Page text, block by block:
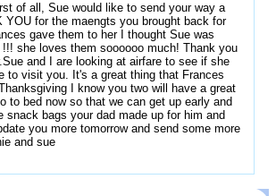
of all, Sue would like to send your way a
YOU for the maengts you brought back for
gave them to her I thought Sue was
she loves them soooooo much! Thank you
and I are looking at airfare to see if she
to visit you. It's a great thing that Frances
I know you two will have a great
to bed now so that we can get up early and
snack bags your dad made up for him and
you more tomorrow and send some more
and sue